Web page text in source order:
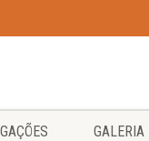
GALERIA